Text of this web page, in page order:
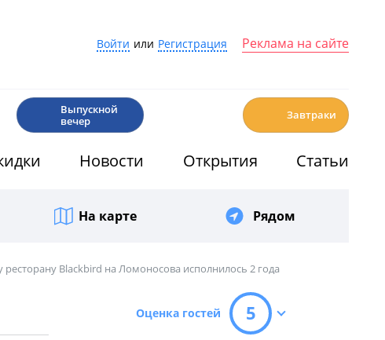
Войти или Регистрация Реклама на сайте
Выпускной
вечер
Завтраки
Новости Открытия Статьи
На карте Рядом
Blackbird на Ломоносова исполнилось 2 года
Оценка гостей 5